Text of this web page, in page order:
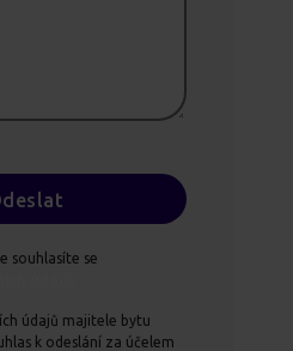
souhlasíte se
údajů majitele bytu
k odeslání za účelem